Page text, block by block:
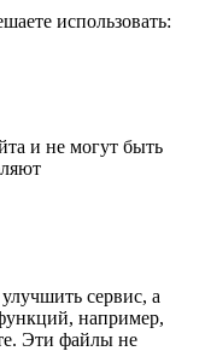
использовать:
и не могут быть
сервис, а
например,
Эти файлы не